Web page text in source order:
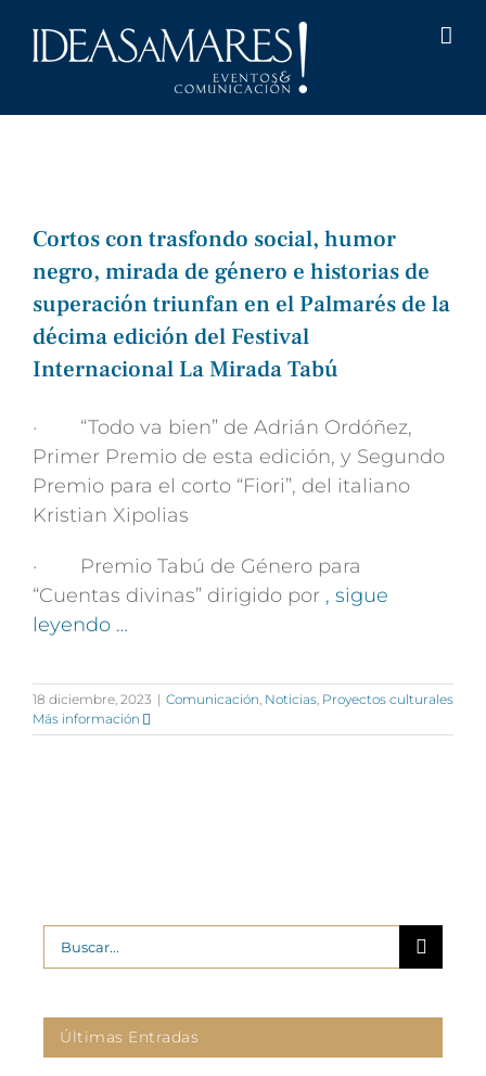
Cortos con trasfondo social, humor
negro, mirada de género e historias de
superación triunfan en el Palmarés de la
décima edición del Festival
Internacional La Mirada Tabú
· “Todo va bien” de Adrián Ordóñez,
Primer Premio de esta edición, y Segundo
Premio para el corto “Fiori”, del italiano
Kristian Xipolias
· Premio Tabú de Género para
“Cuentas divinas” dirigido por , sigue
leyendo …
18 diciembre, 2023 | Comunicación, Noticias, Proyectos culturales
Más información
Buscar:
Últimas Entradas